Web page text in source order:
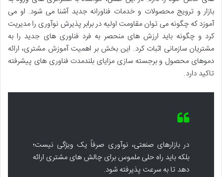
بازار و ترویج محصولات و خدمات فناورانه جدید آشنا می شود. او می
آموزد که چگونه می توان مقاومت اولیه در برابر پذیرش نوآوری را مدیریت
کرد و چگونه باید ارزش های منحصر به فرد فناوری های جدید را به
مشتریان سازمانی اثبات کرد. این بخش بر اهمیت آموزش مشتری، ارائه
دموهای محصول و برجسته سازی مزایای بلندمدت فناوری های پیشرفته
تاکید دارد.
در بازارهای صنعتی، نوآوری صرفاً یک ویژگی نیست؛
بلکه باید راه حلی ملموس برای چالش های مشتری ارائه
دهد تا به سرعت پذیرفته شود.